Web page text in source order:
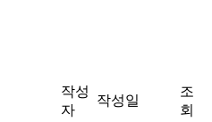
작성
자
작성일
조
회